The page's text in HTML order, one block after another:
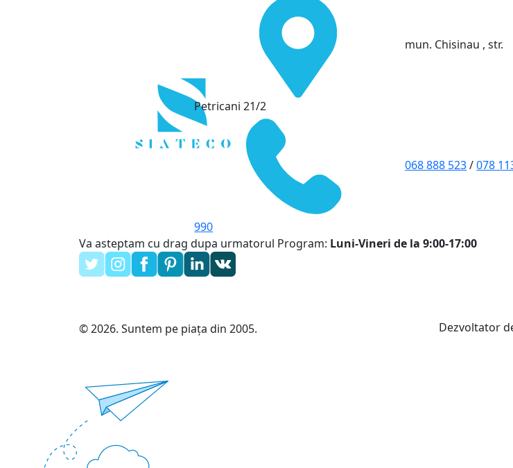
mun. Chisinau , str.
Petricani 21/2
068 888 523/078
990
Va asteptam cu drag dupa urmatorul Program: Luni-Vineri de la 9:00-17:00
© 2026. Suntem pe piața din 2005. Dezvoltator